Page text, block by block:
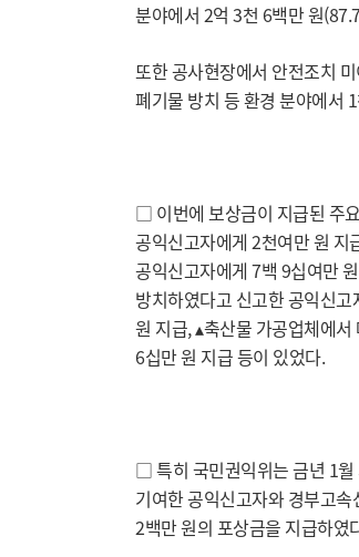
분야에서 2억 3천 6백만 원
또한 공사현장에서 안전조치
폐기물 방치 등 환경 분야에서
□ 이번에 보상금이 지급된 주
공익신고자에게 2천여만 원 지
공익신고자에게 7백 9십여만
방치하였다고 신고한 공익신
원 지급, ▴축산물 가공업체에
6십만 원 지급 등이 있었다.
□ 특히 국민권익위는 금년 1월
기여한 공익신고자와 경부고
2백만 원의 포상금을 지급하였